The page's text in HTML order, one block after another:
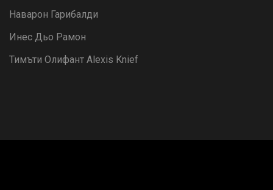
Наварон Гарибалди
Инес Дьо Рамон
Тимъти Олифант Alexis Knief